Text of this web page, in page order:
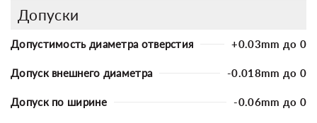
Допуски
Допустимость диаметра отверстия +0.03mm до 0
Допуск внешнего диаметра -0.018mm до 0
Допуск по ширине -0.06mm до 0